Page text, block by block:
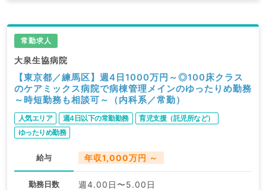
常勤求人
大泉生協病院
【東京都／練馬区】週4日1000万円～◎100床クラス
のケアミックス病院で病棟管理メインのゆったりめ勤務
～時短勤務も相談可～（内科系／常勤）
人気エリア 週4日以下の常勤勤務
育児支援（託児所など）
ゆったりめ勤務
給与 年収1,000万円 ～
勤務日数 週4.00日〜5.00日